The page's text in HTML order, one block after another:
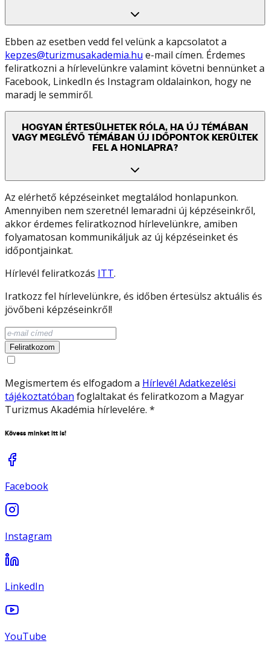
Ebben az esetben vedd fel velünk a kapcsolatot a
kepzes@turizmusakademia.hu e-mail címen. Érdemes
feliratkozni a hírlevelünkre valamint követni bennünket a
Facebook, LinkedIn és Instagram oldalainkon, hogy ne
maradj le semmiről.
HOGYAN ÉRTESÜLHETEK RÓLA, HA ÚJ TÉMÁBAN
VAGY MEGLÉVŐ TÉMÁBAN ÚJ IDŐPONTOK KERÜLTEK
FEL A HONLAPRA?
Az elérhető képzéseinket megtalálod honlapunkon.
Amennyiben nem szeretnél lemaradni új képzéseinkről,
akkor érdemes feliratkoznod hírlevelünkre, amiben
folyamatosan kommunikáljuk az új képzéseinket és
időpontjainkat.
Hírlevél feliratkozás ITT.
Iratkozz fel hírlevelünkre, és időben értesülsz aktuális és
jövőbeni képzéseinkről!
Feliratkozom
Megismertem és elfogadom a Hírlevél Adatkezelési
tájékoztatóban foglaltakat és feliratkozom a Magyar
Turizmus Akadémia hírlevelére. *
Kövess minket itt is!
Facebook
Instagram
LinkedIn
YouTube